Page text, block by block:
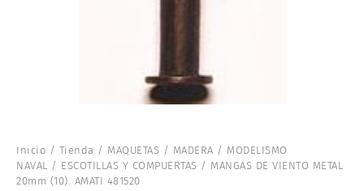
Inicio / Tienda / MAQUETAS / MADERA / MODELISMO
NAVAL / ESCOTILLAS Y COMPUERTAS / MANGAS DE VIENTO METAL
20mm (10). AMATI 481520